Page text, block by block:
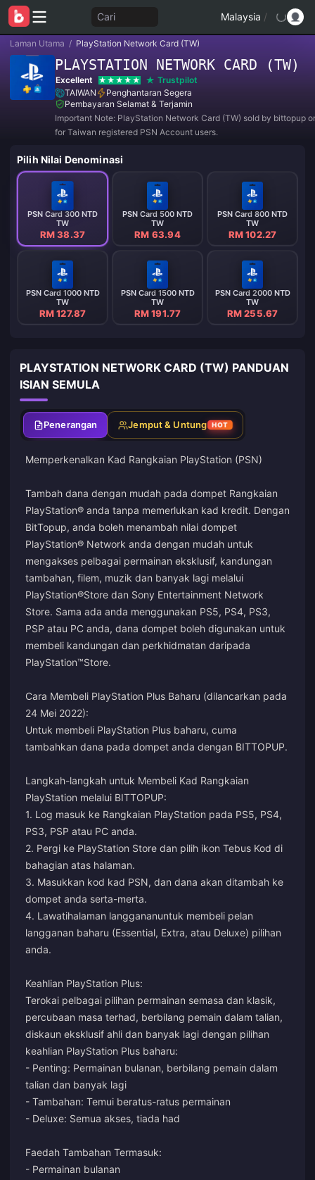
Cari Malaysia /
Laman Utama / PlayStation Network Card (TW)
PLAYSTATION NETWORK CARD (TW)
Excellent
Trustpilot
TAIWAN
Penghantaran Segera
Pembayaran Selamat & Terjamin
Important Note: PlayStation Network Card (TW) sold by bittopup
for Taiwan registered PSN Account users.
Pilih Nilai Denominasi
PSN Card 300 NTD
TW
RM 38.37
PSN Card 500 NTD
TW
RM 63.94
PSN Card 800 NTD
TW
RM 102.27
PSN Card 1000 NTD
TW
RM 127.87
PSN Card 1500 NTD
TW
RM 191.77
PSN Card 2000 NTD
TW
RM 255.67
PLAYSTATION NETWORK CARD (TW) PANDUAN
ISIAN SEMULA
Penerangan Jemput & Untung HOT
Memperkenalkan Kad Rangkaian PlayStation (PSN)
Tambah dana dengan mudah pada dompet Rangkaian
PlayStation® anda tanpa memerlukan kad kredit. Dengan
BitTopup, anda boleh menambah nilai dompet
PlayStation® Network anda dengan mudah untuk
mengakses pelbagai permainan eksklusif, kandungan
tambahan, filem, muzik dan banyak lagi melalui
PlayStation®Store dan Sony Entertainment Network
Store. Sama ada anda menggunakan PS5, PS4, PS3,
PSP atau PC anda, dana dompet boleh digunakan untuk
membeli kandungan dan perkhidmatan daripada
PlayStation™Store.
Cara Membeli PlayStation Plus Baharu (dilancarkan pada
24 Mei 2022):
Untuk membeli PlayStation Plus baharu, cuma
tambahkan dana pada dompet anda dengan BITTOPUP.
Langkah-langkah untuk Membeli Kad Rangkaian
PlayStation melalui BITTOPUP:
1. Log masuk ke Rangkaian PlayStation pada PS5, PS4,
PS3, PSP atau PC anda.
2. Pergi ke PlayStation Store dan pilih ikon Tebus Kod di
bahagian atas halaman.
3. Masukkan kod kad PSN, dan dana akan ditambah ke
dompet anda serta-merta.
4. Lawatihalaman langgananuntuk membeli pelan
langganan baharu (Essential, Extra, atau Deluxe) pilihan
anda.
Keahlian PlayStation Plus:
Terokai pelbagai pilihan permainan semasa dan klasik,
percubaan masa terhad, berbilang pemain dalam talian,
diskaun eksklusif ahli dan banyak lagi dengan pilihan
keahlian PlayStation Plus baharu:
- Penting: Permainan bulanan, berbilang pemain dalam
talian dan banyak lagi
- Tambahan: Temui beratus-ratus permainan
- Deluxe: Semua akses, tiada had
Faedah Tambahan Termasuk:
- Permainan bulanan